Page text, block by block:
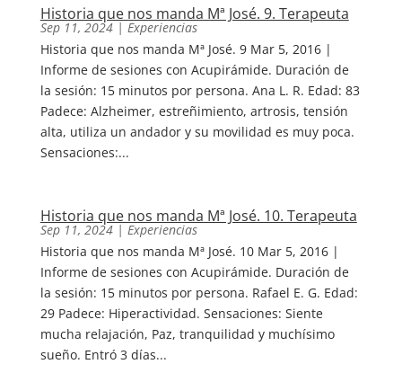
Historia que nos manda Mª José. 9. Terapeuta
Sep 11, 2024| Experiencias
Historia que nos manda Mª José. 9 Mar 5, 2016 |
Informe de sesiones con Acupirámide. Duración de
la sesión: 15 minutos por persona. Ana L. R. Edad: 83
Padece: Alzheimer, estreñimiento, artrosis, tensión
alta, utiliza un andador y su movilidad es muy poca.
Sensaciones:...
Historia que nos manda Mª José. 10. Terapeuta
Sep 11, 2024| Experiencias
Historia que nos manda Mª José. 10 Mar 5, 2016 |
Informe de sesiones con Acupirámide. Duración de
la sesión: 15 minutos por persona. Rafael E. G. Edad:
29 Padece: Hiperactividad. Sensaciones: Siente
mucha relajación, Paz, tranquilidad y muchísimo
sueño. Entró 3 días...